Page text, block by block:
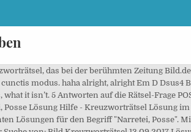
das bei der berühmten Zeitung
modus. haha alright, alright Em D Dsus4
it isn’t. 5 Antworten auf die Rätsel-Frage
Posse Lösung Hilfe - Kreuzworträtsel Lösung
Lösungen für den Begriff "Narretei, Posse".